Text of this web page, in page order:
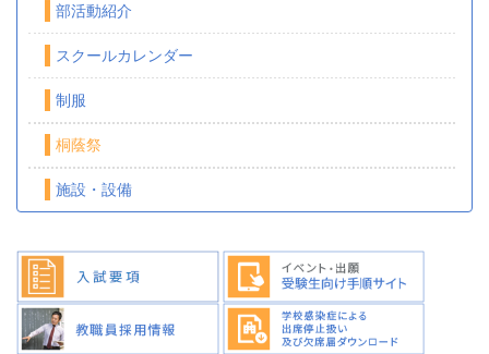
部活動紹介
スクールカレンダー
制服
桐蔭祭
施設・設備